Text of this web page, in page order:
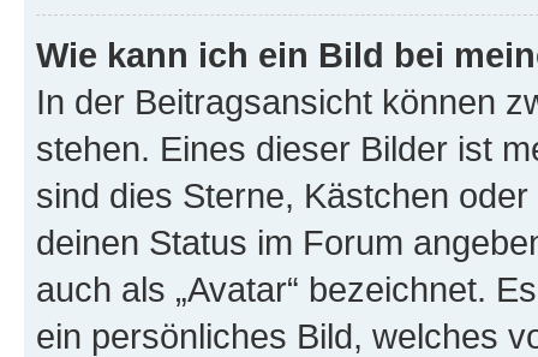
Wie kann ich ein Bild bei
In der Beitragsansicht können
stehen. Eines dieser Bilder ist
sind dies Sterne, Kästchen
deinen Status im Forum
auch als „Avatar“ bezeichnet.
ein persönliches Bild, welches